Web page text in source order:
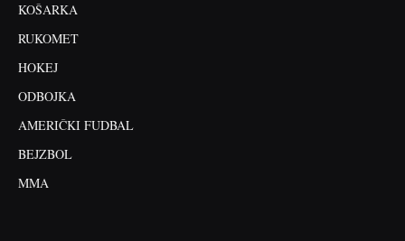
KOŠARKA
RUKOMET
HOKEJ
ODBOJKA
AMERIČKI FUDBAL
BEJZBOL
MMA